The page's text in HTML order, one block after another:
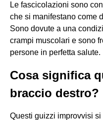
Le fascicolazioni sono
che si manifestano come
Sono dovute a una
crampi muscolari e sono
persone in perfetta salute.
Cosa significa
braccio destro?
Questi guizzi improvvisi